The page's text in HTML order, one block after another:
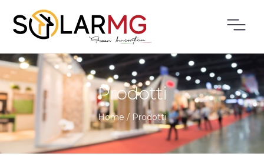
Prodotti
Home / Prodotti